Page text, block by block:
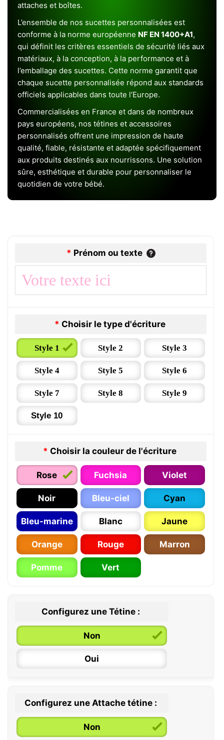
attaches et boîtes.
L’ensemble de nos sucettes personnalisées est
conforme à la norme européenne NF EN 1400+A1,
qui définit les critères essentiels de sécurité liés aux
matériaux, à la conception, à la performance et à
l’emballage des sucettes. Cette norme garantit que
chaque sucette personnalisée répond aux standards
officiels applicables dans toute l’Europe.
Commercialisées en France et dans de nombreux
pays européens, nos tétines et accessoires
personnalisés offrent une impression de haute
qualité, fiable, résistante et adaptée spécifiquement
aux produits destinés aux nourrissons. Une solution
sûre, esthétique et durable pour personnaliser le
quotidien de votre bébé.
* Prénom ou texte
* Choisir le type d'écriture
Style 1 Style 2 Style 3
Style 4 Style 5 Style 6
Style 7 Style 8 Style 9
Style 10
* Choisir la couleur de l'écriture
Rose Fuchsia Violet
Noir Bleu-ciel Cyan
Bleu-marine Blanc Jaune
Orange Rouge Marron
Pomme Vert
Configurez une Tétine :
Non
Oui
0 / 6 mois
6 / 36 mois
Configurez une Attache tétine :
Non